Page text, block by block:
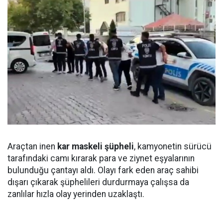
Araçtan inen kar maskeli şüpheli, kamyonetin sürücü
tarafındaki camı kırarak para ve ziynet eşyalarının
bulunduğu çantayı aldı. Olayı fark eden araç sahibi
dışarı çıkarak şüphelileri durdurmaya çalışsa da
zanlılar hızla olay yerinden uzaklaştı.